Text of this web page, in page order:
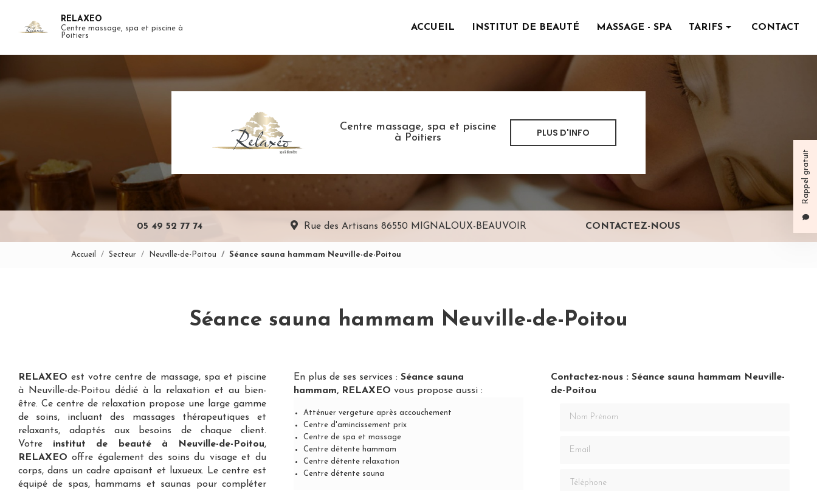
contenu
RELAXEO
Centre massage, spa et piscine à
Poitiers
Rappel gratuit
ACCUEIL INSTITUT DE BEAUTÉ MASSAGE - SPA TARIFS
Massage - spa
CONTACT
Centre massage, spa et piscine
à Poitiers
PLUS D'INFO
05 49 52 77 74 Rue des Artisans 86550 MIGNALOUX-BEAUVOIR CONTACTEZ-NOUS
Accueil Secteur Neuville-de-Poitou Séance sauna hammam Neuville-de-Poitou
Séance sauna hammam Neuville-de-Poitou
RELAXEO est votrecentre de massage, spa et piscine
à Neuville-de-Poitou dédié à la relaxation et au bien-
être. Ce centre de relaxation propose une large gamme
de soins, incluant des massages thérapeutiques et
relaxants, adaptés aux besoins de chaque client.
Votre institut de beauté à Neuville-de-Poitou,
RELAXEO offre également des soins du visage et du
corps, dans un cadre apaisant et luxueux. Le centre est
équipé de spas, hammams et saunas pour compléter
En plus de ses services : Séance sauna
hammam, RELAXEO vous propose aussi :
Atténuer vergeture après accouchement
Centre d'amincissement prix
Centre de spa et massage
Centre détente hammam
Centre détente relaxation
Centre détente sauna
Contactez-nous : Séance sauna hammam Neuville-
de-Poitou